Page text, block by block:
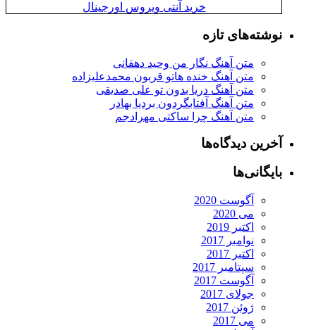
خرید آنتی ویروس اورجینال
نوشته‌های تازه
متن آهنگ نگار من وحید دهقانی
متن آهنگ خنده هاتو قربون محمدعلیزاده
متن آهنگ دریا بدون تو علی صدیقی
متن آهنگ آفتابگردون بردیا بهادر
متن آهنگ چرا ساکتی مهرادجم
آخرین دیدگاه‌ها
بایگانی‌ها
آگوست 2020
می 2020
اکتبر 2019
نوامبر 2017
اکتبر 2017
سپتامبر 2017
آگوست 2017
جولای 2017
ژوئن 2017
می 2017